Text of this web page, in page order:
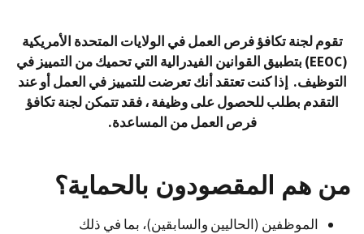
تقوم لجنة تكافؤ فرص العملفي الولايات المتحدة الأمريكية
(EEOC) بتطبيق القوانين الفيدرالية التي تحميك من التمييز في
التوظيف. إذا كنت تعتقد أنك تعرضت للتمييز في العمل أو عند
التقدم بطلب للحصول على وظيفة ، فقد تتمكن لجنة تكافؤ
فرص العمل من المساعدة.
من هم المقصودون بالحماية؟
الموظفين (الحاليين والسابقين)، بما في ذلك